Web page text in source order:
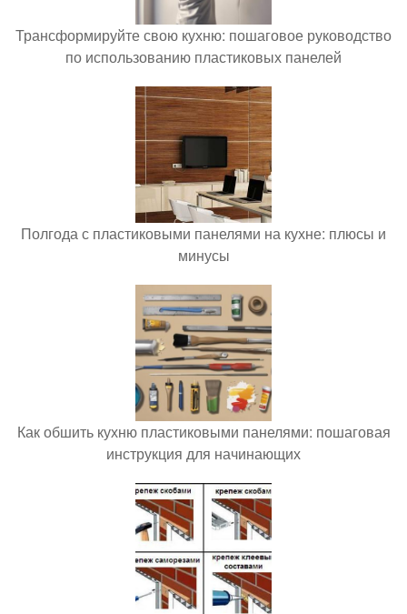
Трансформируйте свою кухню: пошаговое руководство
по использованию пластиковых панелей
Полгода с пластиковыми панелями на кухне: плюсы и
минусы
Как обшить кухню пластиковыми панелями: пошаговая
инструкция для начинающих